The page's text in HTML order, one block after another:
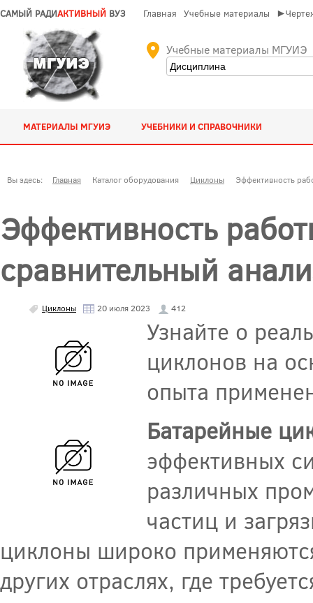
САМЫЙ РАДИАКТИВНЫЙ ВУЗ Главная Учебные материалы
Учебные материалы МГУИЭ
МАТЕРИАЛЫ МГУИЭ УЧЕБНИКИ И СПРАВОЧНИКИ
Вы здесь: Главная Каталог оборудования Циклоны Эффективность
Эффективность
сравнительный
Циклоны 20 июля 2023 412
Узнайте о
циклонов на
опыта
Батарейные
эффективных
различных
частиц и
циклоны широко
других отраслях, где